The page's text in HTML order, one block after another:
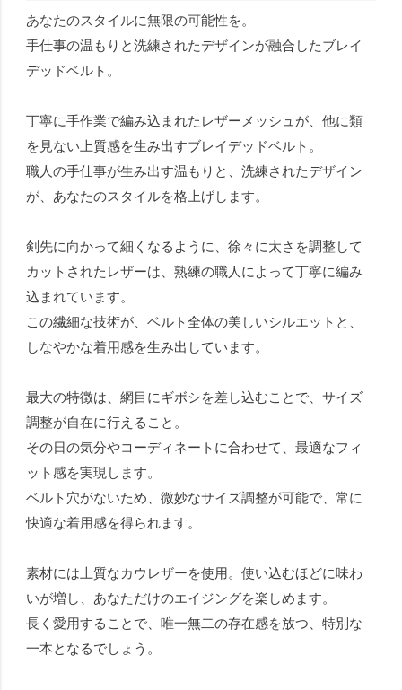
あなたのスタイルに無限の可能性を。
手仕事の温もりと洗練されたデザインが融合したブレイ
デッドベルト。
丁寧に手作業で編み込まれたレザーメッシュが、他に類
を見ない上質感を生み出すブレイデッドベルト。
職人の手仕事が生み出す温もりと、洗練されたデザイン
が、あなたのスタイルを格上げします。
剣先に向かって細くなるように、徐々に太さを調整して
カットされたレザーは、熟練の職人によって丁寧に編み
込まれています。
この繊細な技術が、ベルト全体の美しいシルエットと、
しなやかな着用感を生み出しています。
最大の特徴は、網目にギボシを差し込むことで、サイズ
調整が自在に行えること。
その日の気分やコーディネートに合わせて、最適なフィ
ット感を実現します。
ベルト穴がないため、微妙なサイズ調整が可能で、常に
快適な着用感を得られます。
素材には上質なカウレザーを使用。使い込むほどに味わ
いが増し、あなただけのエイジングを楽しめます。
長く愛用することで、唯一無二の存在感を放つ、特別な
一本となるでしょう。